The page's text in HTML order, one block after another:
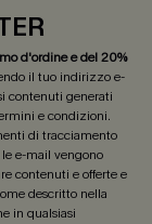
d'ordine e del 20%
il tuo indirizzo e-
contenuti generati
e condizioni.
di tracciamento
e-mail vengono
contenuti e offerte e
descritto nella
in qualsiasi